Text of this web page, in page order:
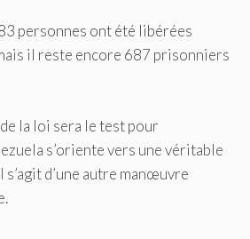
personnes ont été libérées
il reste encore 687 prisonniers
la loi sera le test pour
s’oriente vers une véritable
d’une autre manœuvre